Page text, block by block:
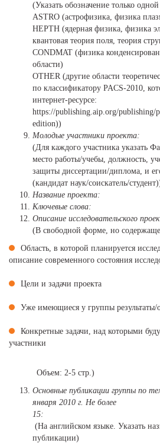
(Указать обозначение только
ASTRO (астрофизика, физика
HEPTH (ядерная физика, физика
квантовая теория поля, теория
CONDMAT (физика
области)
OTHER (другие области
по классификатору PACS-2010,
интернет-ресурсе:
https://publishing.aip.org/publishing/
edition))
Молодые участники проекта:
(Для каждого участника указать
место работы/учебы, должность,
защиты диссертации/диплома, и
(кандидат наук/соискатель/
Название проекта:
Ключевые слова:
Описание исследовательского
(В свободной форме, но
Область, в которой планируется
описание современного состояния
Цели и задачи проекта
Уже имеющиеся у группы результаты/
Конкретные задачи, над которыми
участники
Объем: 2-5 стр.)
Основные публикации группы по
января 2010 г. Не более
(На английском языке. Указать
публикации)